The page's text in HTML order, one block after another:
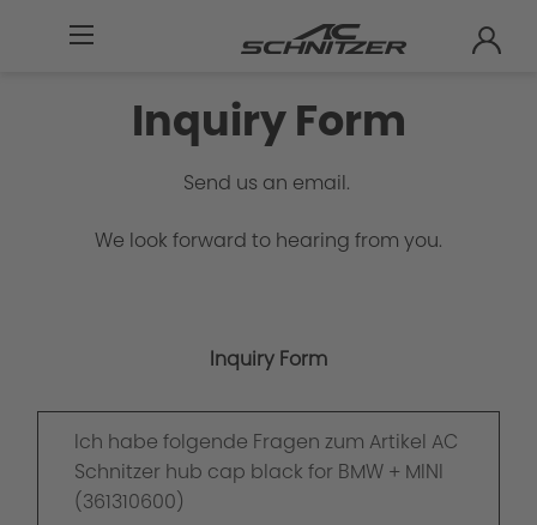
Inquiry Form
Send us an email.
We look forward to hearing from you.
Inquiry Form